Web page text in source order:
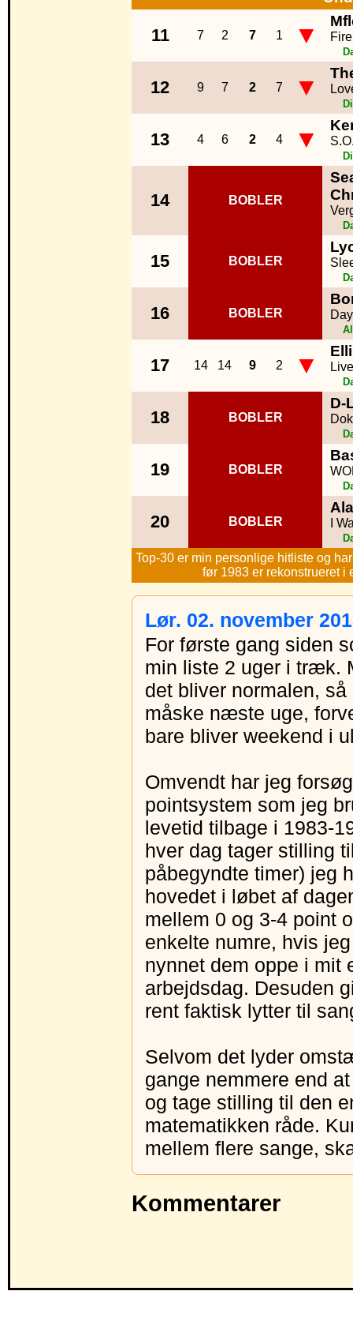
11 7 2 7 1 ▼ Fire
12 9 7 2 7 ▼
13 4 6 2 4 ▼
14 BOBLER
15 BOBLER
16 BOBLER
17 14 14 9 2 ▼
18 BOBLER
D-
19 BOBLER
20 BOBLER I
Top-30 er min personlige hitliste og
før 1983 er rekonstrueret i
Lør. 02. november
For første gang siden
min liste 2 uger i træk.
det bliver normalen,
måske næste uge,
bare bliver weekend i
Omvendt har jeg
pointsystem som jeg
levetid tilbage i 1983-
hver dag tager stilling
påbegyndte timer) jeg
hovedet i løbet af
mellem 0 og 3-4 point
enkelte numre, hvis
nynnet dem oppe i mit
arbejdsdag. Desuden
rent faktisk lytter til
Selvom det lyder
gange nemmere end
og tage stilling til den
matematikken råde.
mellem flere sange,
Kommentarer